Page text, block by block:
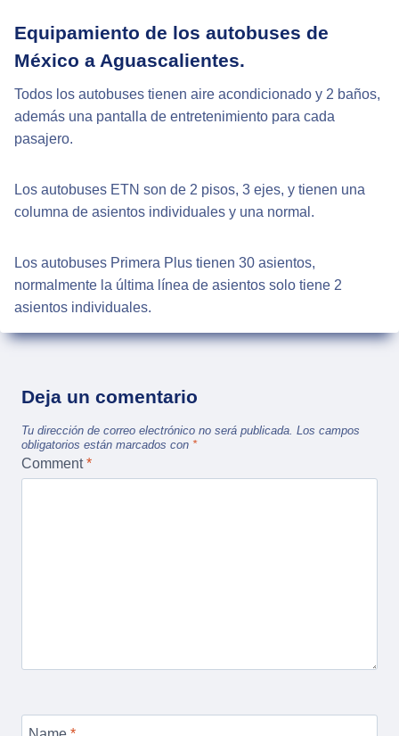
Equipamiento de los autobuses de
México a Aguascalientes.
Todos los autobuses tienen aire acondicionado y 2 baños,
además una pantalla de entretenimiento para cada
pasajero.
Los autobuses ETN son de 2 pisos, 3 ejes, y tienen una
columna de asientos individuales y una normal.
Los autobuses Primera Plus tienen 30 asientos,
normalmente la última línea de asientos solo tiene 2
asientos individuales.
Deja un comentario
Tu dirección de correo electrónico no será publicada. Los campos
obligatorios están marcados con *
Comment*